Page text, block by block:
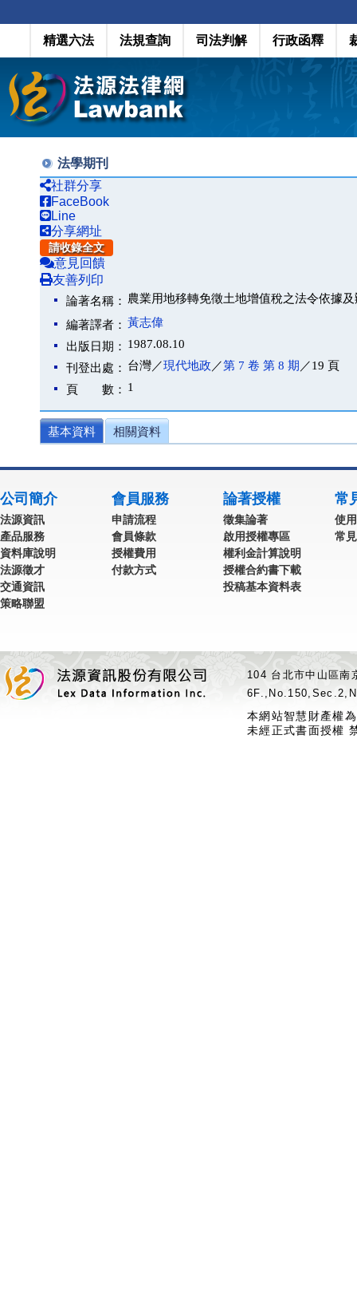
精選六法 法規查詢 司法判解 行政函釋
法學期刊
社群分享
FaceBook
Line
分享網址
請收錄全文
意見回饋
友善列印
論著名稱： 農業用地移轉免徵土地增值稅之法令依據
編著譯者： 黃志偉
出版日期： 1987.08.10
刊登出處： 台灣／現代地政 ／第 7 卷 第 8 期 ／19 頁
頁 數： 1
基本資料 相關資料
公司簡介
法源資訊
產品服務
資料庫說明
法源徵才
交通資訊
策略聯盟
會員服務
申請流程
會員條款
授權費用
付款方式
論著授權
徵集論著
啟用授權專區
權利金計算說明
授權合約書下載
投稿基本資料表
常
使
常
104 台北市中山區
本網站智慧財產權
未經正式書面授權